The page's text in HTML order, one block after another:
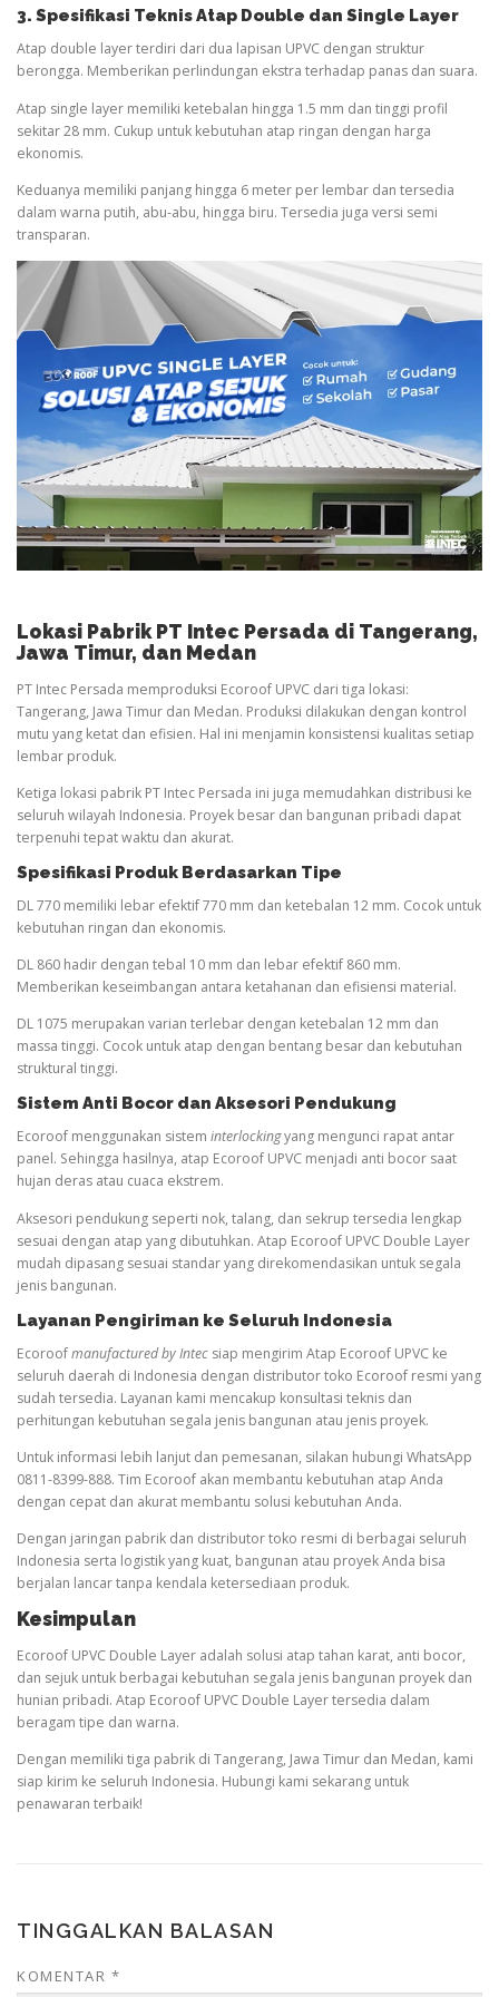
3. Spesifikasi Teknis Atap Double dan Single Layer
Atap double layer terdiri dari dua lapisan UPVC dengan struktur
berongga. Memberikan perlindungan ekstra terhadap panas dan suara.
Atap single layer memiliki ketebalan hingga 1.5 mm dan tinggi profil
sekitar 28 mm. Cukup untuk kebutuhan atap ringan dengan harga
ekonomis.
Keduanya memiliki panjang hingga 6 meter per lembar dan tersedia
dalam warna putih, abu-abu, hingga biru. Tersedia juga versi semi
transparan.
Lokasi Pabrik PT Intec Persada di Tangerang,
Jawa Timur, dan Medan
PT Intec Persada memproduksi Ecoroof UPVC dari tiga lokasi:
Tangerang, Jawa Timur dan Medan. Produksi dilakukan dengan kontrol
mutu yang ketat dan efisien. Hal ini menjamin konsistensi kualitas setiap
lembar produk.
Ketiga lokasi pabrik PT Intec Persada ini juga memudahkan distribusi ke
seluruh wilayah Indonesia. Proyek besar dan bangunan pribadi dapat
terpenuhi tepat waktu dan akurat.
Spesifikasi Produk Berdasarkan Tipe
DL 770 memiliki lebar efektif 770 mm dan ketebalan 12 mm. Cocok untuk
kebutuhan ringan dan ekonomis.
DL 860 hadir dengan tebal 10 mm dan lebar efektif 860 mm.
Memberikan keseimbangan antara ketahanan dan efisiensi material.
DL 1075 merupakan varian terlebar dengan ketebalan 12 mm dan
massa tinggi. Cocok untuk atap dengan bentang besar dan kebutuhan
struktural tinggi.
Sistem Anti Bocor dan Aksesori Pendukung
Ecoroof menggunakan sistem interlockingyang mengunci rapat antar
panel. Sehingga hasilnya, atap Ecoroof UPVC menjadi anti bocor saat
hujan deras atau cuaca ekstrem.
Aksesori pendukung seperti nok, talang, dan sekrup tersedia lengkap
sesuai dengan atap yang dibutuhkan. Atap Ecoroof UPVC Double Layer
mudah dipasang sesuai standar yang direkomendasikan untuk segala
jenis bangunan.
Layanan Pengiriman ke Seluruh Indonesia
Ecoroofmanufactured by Intec siap mengirim Atap Ecoroof UPVC ke
seluruh daerah di Indonesia dengan distributor toko Ecoroof resmi yang
sudah tersedia. Layanan kami mencakup konsultasi teknis dan
perhitungan kebutuhan segala jenis bangunan atau jenis proyek.
Untuk informasi lebih lanjut dan pemesanan, silakan hubungi WhatsApp
0811-8399-888. Tim Ecoroof akan membantu kebutuhan atap Anda
dengan cepat dan akurat membantu solusi kebutuhan Anda.
Dengan jaringan pabrik dan distributor toko resmi di berbagai seluruh
Indonesia serta logistik yang kuat, bangunan atau proyek Anda bisa
berjalan lancar tanpa kendala ketersediaan produk.
Kesimpulan
Ecoroof UPVC Double Layer adalah solusi atap tahan karat, anti bocor,
dan sejuk untuk berbagai kebutuhan segala jenis bangunan proyek dan
hunian pribadi. Atap Ecoroof UPVC Double Layer tersedia dalam
beragam tipe dan warna.
Dengan memiliki tiga pabrik di Tangerang, Jawa Timur dan Medan, kami
siap kirim ke seluruh Indonesia. Hubungi kami sekarang untuk
penawaran terbaik!
TINGGALKAN BALASAN
KOMENTAR *